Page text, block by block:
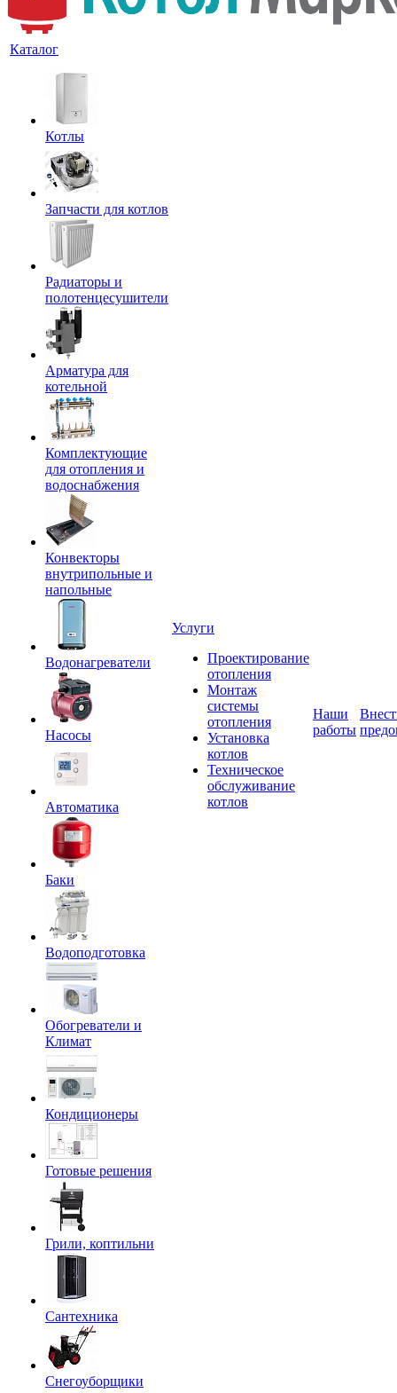
Каталог
Котлы
Запчасти для котлов
Радиаторы и
полотенцесушители
Арматура для
котельной
Комплектующие
для отопления и
водоснабжения
Конвекторы
внутрипольные и
напольные
Водонагреватели
Насосы
Автоматика
Баки
Водоподготовка
Обогреватели и
Климат
Кондиционеры
Готовые решения
Грили, коптильни
Сантехника
Снегоуборщики
Услуги
Проектирование
отопления
Монтаж
системы
отопления
Установка
котлов
Техническое
обслуживание
котлов
Наши
работы